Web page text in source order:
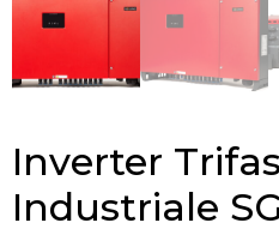
Inverter
Industriale